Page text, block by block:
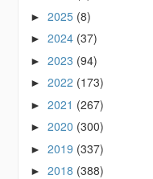
►2025 (8)
►2024 (37)
►2023 (94)
►2022 (173)
►2021 (267)
►2020 (300)
►2019 (337)
►2018 (388)